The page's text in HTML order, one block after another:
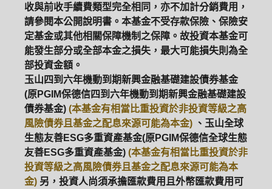
ETF 中國好時平衡 壽星優惠
醫療生化 中國品牌 0%手續費
基金申購 策略成長 拉丁美洲
大中華
收與前收手續費類型完全相同，亦不加計分銷費用，
請參閱本公開說明書。本基金不受存款保險、保險安
定基金或其他相關保障機制之保障。故投資本基金可
能發生部分或全部本金之損失，最大可能損失則為全
部投資金額。
玉山四到六年機動到期新興金融基礎建設債券基金
(原PGIM保德信四到六年機動到期新興金融基礎建設
債券基金) (本基金有相當比重投資於非投資等級之高
風險債券且基金之配息來源可能為本金) 、玉山全球
生態友善ESG多重資產基金(原PGIM保德信全球生態
友善ESG多重資產基金) (本基金有相當比重投資於非
投資等級之高風險債券且基金之配息來源可能為本
金) 另，投資人尚須承擔匯款費用且外幣匯款費用可